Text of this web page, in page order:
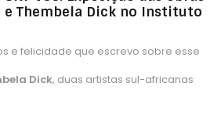
e Thembela Dick no Instituto
e felicidade que escrevo sobre esse
Dick, duas artistas sul-africanas